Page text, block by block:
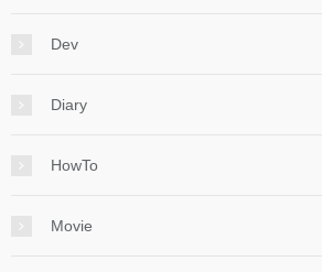
Dev
Diary
HowTo
Movie